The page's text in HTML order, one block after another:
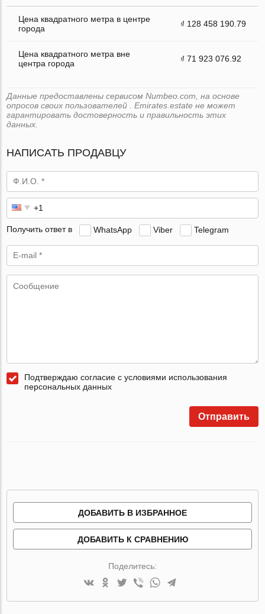
Цена квадратного метра в центре
города
₫ 128 458 190.79
Цена квадратного метра вне
центра города
₫ 71 923 076.92
Данные предоставлены сервисом Numbeo.com, на основе
опросов своих пользователей . Emirates.estate не может
гарантировать достоверность и правильность этих
данных.
НАПИСАТЬ ПРОДАВЦУ
Получить ответ в WhatsApp Viber Telegram
Подтверждаю согласие с условиями использования
персональных данных
Отправить
ДОБАВИТЬ В ИЗБРАННОЕ
ДОБАВИТЬ К СРАВНЕНИЮ
Поделитесь: